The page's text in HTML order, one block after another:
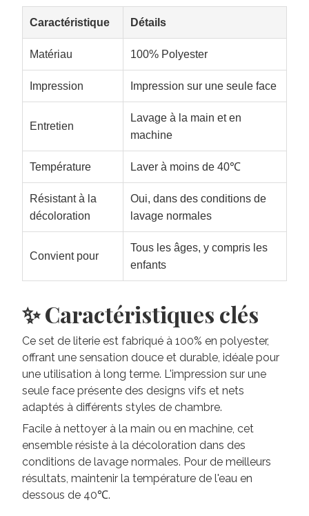
Caractéristique Détails
Matériau 100% Polyester
Impression Impression sur une seule face
Entretien
Lavage à la main et en
machine
Température Laver à moins de 40℃
Résistant à la
décoloration
Oui, dans des conditions de
lavage normales
Convient pour
Tous les âges, y compris les
enfants
✨ Caractéristiques clés
Ce set de literie est fabriqué à 100% en polyester,
offrant une sensation douce et durable, idéale pour
une utilisation à long terme. L'impression sur une
seule face présente des designs vifs et nets
adaptés à différents styles de chambre.
Facile à nettoyer à la main ou en machine, cet
ensemble résiste à la décoloration dans des
conditions de lavage normales. Pour de meilleurs
résultats, maintenir la température de l'eau en
dessous de 40℃.